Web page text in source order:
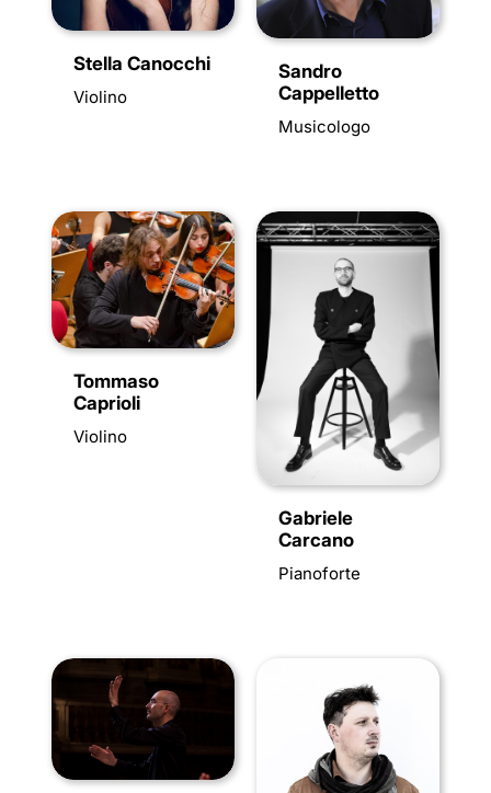
Stella Canocchi
Violino
Sandro
Cappelletto
Musicologo
Tommaso
Caprioli
Violino
Gabriele
Carcano
Pianoforte